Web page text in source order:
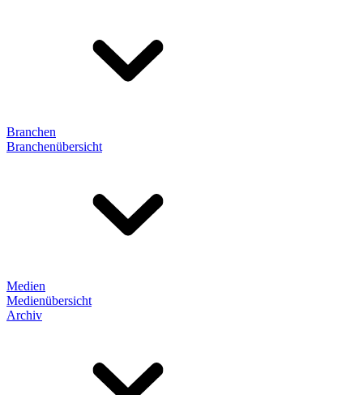
Branchen
Branchenübersicht
Medien
Medienübersicht
Archiv